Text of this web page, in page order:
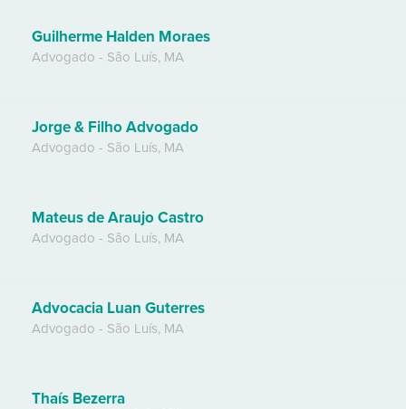
Guilherme Halden Moraes
Advogado - São Luís, MA
Jorge & Filho Advogado
Advogado - São Luís, MA
Mateus de Araujo Castro
Advogado - São Luís, MA
Advocacia Luan Guterres
Advogado - São Luís, MA
Thaís Bezerra